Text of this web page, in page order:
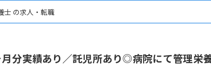
士 の求人・転職
月分実績あり／託児所あり◎病院にて管理